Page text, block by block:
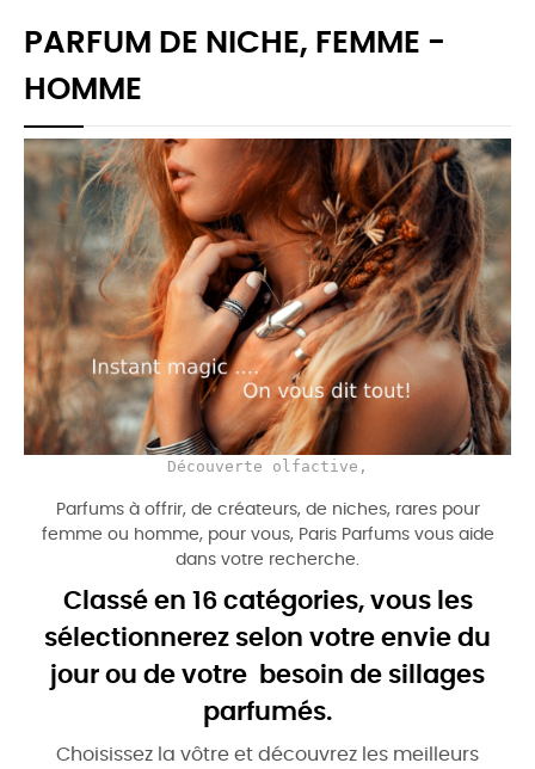
PARFUM DE NICHE, FEMME -
HOMME
Découverte olfactive,
Parfums à offrir, de créateurs, de niches, rares pour
femme ou homme, pour vous, Paris Parfums vous aide
dans votre recherche.
Classé en 16 catégories, vous les
sélectionnerez selon votre envie du
jour ou de votre besoin de sillages
parfumés.
Choisissez la vôtre et découvrez les meilleurs